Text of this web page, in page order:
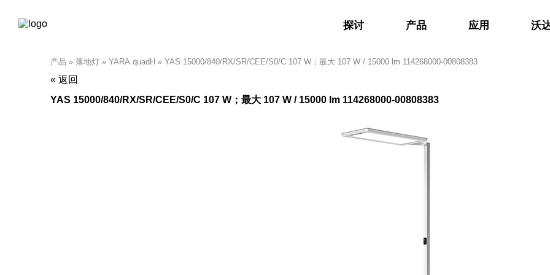
探讨 产品 应用 沃
产品 » 落地灯 » YARA.quadH » YAS 15000/840/RX/SR/CEE/S0/C 107 W；最大 107 W / 15000 lm 114268000-00808383
« 返回
YAS 15000/840/RX/SR/CEE/S0/C 107 W；最大 107 W / 15000 lm 114268000-00808383